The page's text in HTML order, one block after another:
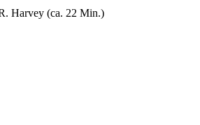
Harvey (ca. 22 Min.)